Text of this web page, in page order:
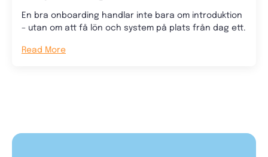
En bra onboarding handlar inte bara om introduktion
– utan om att få lön och system på plats från dag ett.
Read More